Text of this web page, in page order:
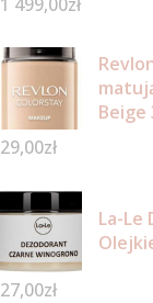
Beige
29,00zł
La-Le
27,00zł